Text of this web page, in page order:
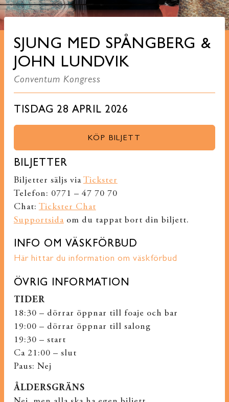
SJUNG MED SPÅNGBERG &
JOHN LUNDVIK
Conventum Kongress
TISDAG 28 APRIL 2026
KÖP BILJETT
BILJETTER
Biljetter säljs via Tickster
Telefon: 0771 – 47 70 70
Chat: Tickster Chat
Supportsidaom du tappat bort din biljett.
INFO OM VÄSKFÖRBUD
Här hittar du information om väskförbud
ÖVRIG INFORMATION
TIDER
18:30 – dörrar öppnar till foaje och bar
19:00 – dörrar öppnar till salong
19:30 – start
Ca 21:00 – slut
Paus: Nej
ÅLDERSGRÄNS